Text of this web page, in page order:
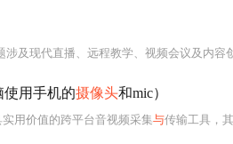
现代直播、远程教学、视频会议及内容创作中极具实用价值的跨设备
使用手机的摄像头和mic）
用价值的跨平台音视频采集与传输工具，其核心设计理念是将现代智能手机——尤